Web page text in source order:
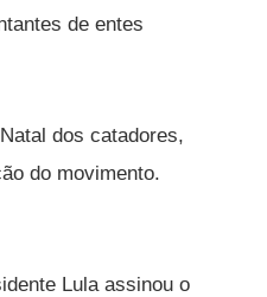
de entes
dos catadores,
do movimento.
Lula assinou o